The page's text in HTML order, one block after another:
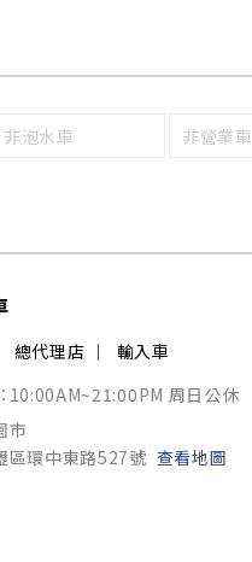
非泡水車 非營業車
總代理店
輸入車
10:00AM~21:00PM 周日公休
市
區環中東路527號 查看地圖